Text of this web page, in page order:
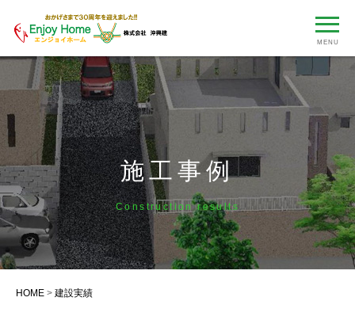
MENU
施工事例
Construction results
HOME > 建設実績